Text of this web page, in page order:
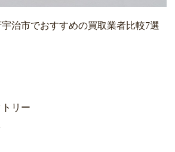
治市でおすすめの買取業者比較7選
トリー